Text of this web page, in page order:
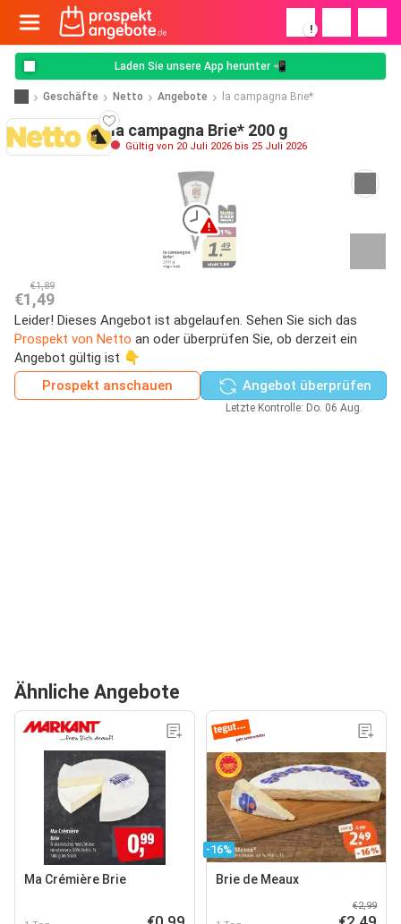
!
Laden Sie unsere App herunter 📲
Geschäfte Netto Angebote la campagna Brie*
la campagna Brie* 200 g
Gültig von 20 Juli 2026 bis 25 Juli 2026
€1,89
€1,49
Leider! Dieses Angebot ist abgelaufen. Sehen Sie sich das
Prospekt von Netto an oder überprüfen Sie, ob derzeit ein
Angebot gültig ist 👇
Prospekt anschauen
Angebot überprüfen
Letzte Kontrolle: Do. 06 Aug.
Ähnliche Angebote
Ma Crémière Brie
-16%
Brie de Meaux
€2,99